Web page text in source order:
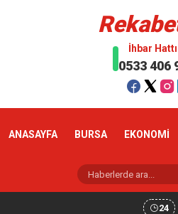
İhbar
0533 406
ANASAYFA BURSA EKONOMİ
24